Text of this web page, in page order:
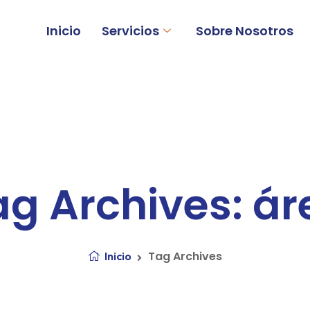
Inicio Servicios Sobre Nosotros
Archives:
Inicio Tag Archives